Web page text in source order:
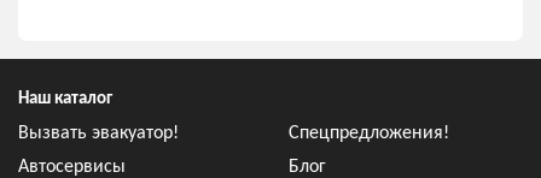
Наш каталог
Вызвать эвакуатор!
Автосервисы
Спецпредложения!
Блог